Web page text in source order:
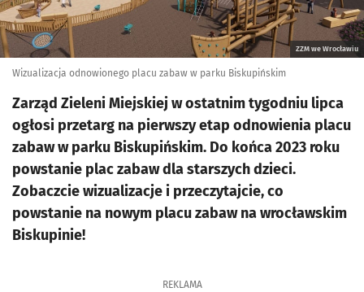
ZZM we Wrocławiu
Wizualizacja odnowionego placu zabaw w parku Biskupińskim
Zarząd Zieleni Miejskiej w ostatnim tygodniu lipca
ogłosi przetarg na pierwszy etap odnowienia placu
zabaw w parku Biskupińskim. Do końca 2023 roku
powstanie plac zabaw dla starszych dzieci.
Zobaczcie wizualizacje i przeczytajcie, co
powstanie na nowym placu zabaw na wrocławskim
Biskupinie!
REKLAMA